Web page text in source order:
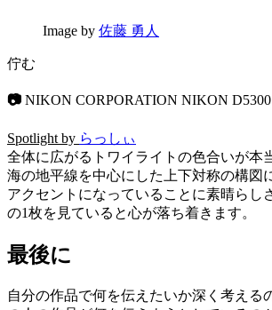
Image by 佐藤 勇人
佇む
📷 NIKON CORPORATION NIKON D5300
Spotlight by らっしぃ
全体に広がるトワイライトの色合いが本
海の地平線を中心にした上下対称の構図
アクセントになっていることに素晴らし
の1枚を見ていると心が落ち着きます。
最後に
自分の作品で何を伝えたいか深く考える